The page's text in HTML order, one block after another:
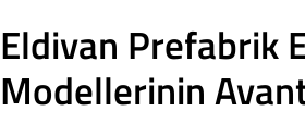
Eldivan Prefabrik
Modellerinin